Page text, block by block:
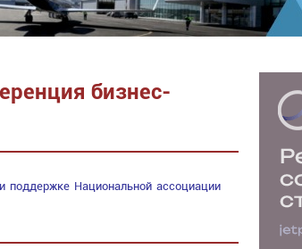
бизнес-
поддержке Национальной ассоциации